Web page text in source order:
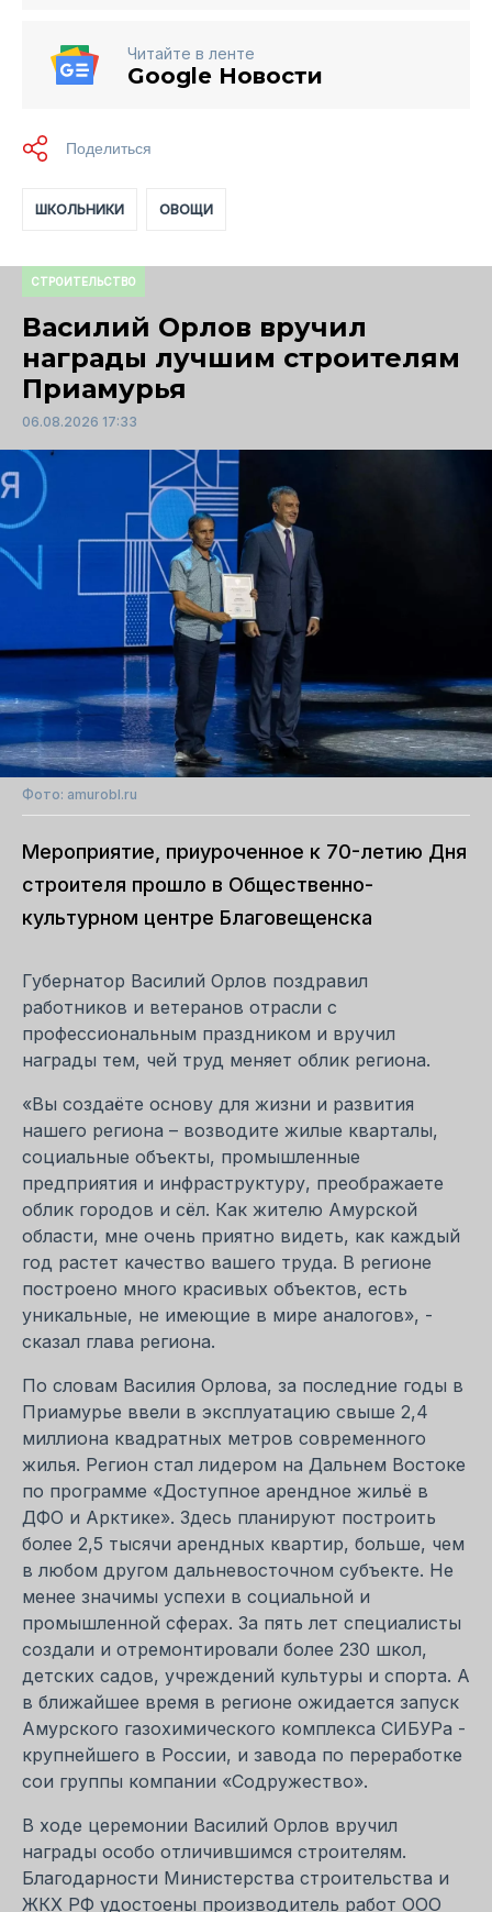
Читайте в ленте
Google Новости
ШКОЛЬНИКИ ОВОЩИ
СТРОИТЕЛЬСТВО
Василий Орлов вручил
награды лучшим строителям
Приамурья
06.08.2026 17:33
Фото: amurobl.ru
Мероприятие, приуроченное к 70-летию Дня
строителя прошло в Общественно-
культурном центре Благовещенска
Губернатор Василий Орлов поздравил
работников и ветеранов отрасли с
профессиональным праздником и вручил
награды тем, чей труд меняет облик региона.
«Вы создаёте основу для жизни и развития
нашего региона – возводите жилые кварталы,
социальные объекты, промышленные
предприятия и инфраструктуру, преображаете
облик городов и сёл. Как жителю Амурской
области, мне очень приятно видеть, как каждый
год растет качество вашего труда. В регионе
построено много красивых объектов, есть
уникальные, не имеющие в мире аналогов», -
сказал глава региона.
По словам Василия Орлова, за последние годы в
Приамурье ввели в эксплуатацию свыше 2,4
миллиона квадратных метров современного
жилья. Регион стал лидером на Дальнем Востоке
по программе «Доступное арендное жильё в
ДФО и Арктике». Здесь планируют построить
более 2,5 тысячи арендных квартир, больше, чем
в любом другом дальневосточном субъекте. Не
менее значимы успехи в социальной и
промышленной сферах. За пять лет специалисты
создали и отремонтировали более 230 школ,
детских садов, учреждений культуры и спорта. А
в ближайшее время в регионе ожидается запуск
Амурского газохимического комплекса СИБУРа -
крупнейшего в России, и завода по переработке
сои группы компании «Содружество».
В ходе церемонии Василий Орлов вручил
награды особо отличившимся строителям.
Благодарности Министерства строительства и
ЖКХ РФ удостоены производитель работ ООО